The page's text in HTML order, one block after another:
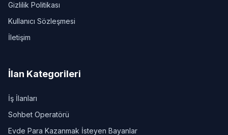
Gizlilik Politikası
Kullanıcı Sözleşmesi
İletişim
İlan Kategorileri
İş İlanları
Sohbet Operatörü
Evde Para Kazanmak İsteyen Bayanlar